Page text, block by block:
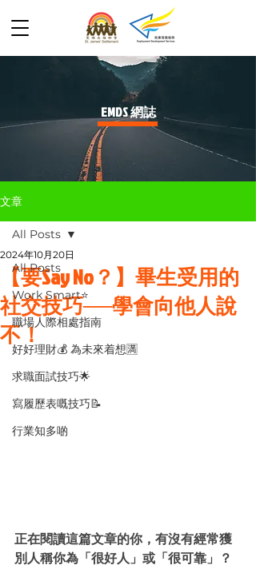
​EMDS 網誌
文章
All Posts
Work Smart⭐️
職場人際相處指南
好好理財💰 為未來着想🈵
求職面試技巧🌟
寫履歷表嘅技巧📝
行業知多啲
All Posts
【要Say No？】畢生受用的
社交技巧──學會向他人說
不！
2024年10月20日
正在閱讀這篇文章的你，有沒有經常獲
別人稱你為「很好人」或「很可靠」？